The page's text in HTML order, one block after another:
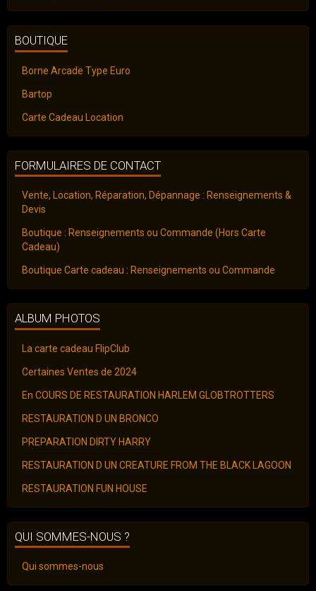
BOUTIQUE
Borne Arcade Type Euro
Bartop
Carte Cadeau Location
FORMULAIRES DE CONTACT
Vente, Location, Réparation, Dépannage : Renseignements &
Devis
Boutique : Renseignements ou Commande (Hors Carte
Cadeau)
Boutique Carte cadeau : Renseignements ou Commande
ALBUM PHOTOS
La carte cadeau FlipClub
Certaines Ventes de 2024
En COURS DE RESTAURATION HARLEM GLOBTROTTERS
RESTAURATION D UN BRONCO
PREPARATION DIRTY HARRY
RESTAURATION D UN CREATURE FROM THE BLACK LAGOON
RESTAURATION FUN HOUSE
QUI SOMMES-NOUS ?
Qui sommes-nous